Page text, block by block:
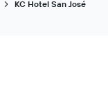
KC Hotel San José